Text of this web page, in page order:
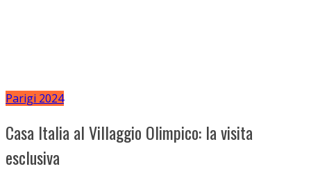
Parigi 2024
Casa Italia al Villaggio Olimpico: la visita
esclusiva